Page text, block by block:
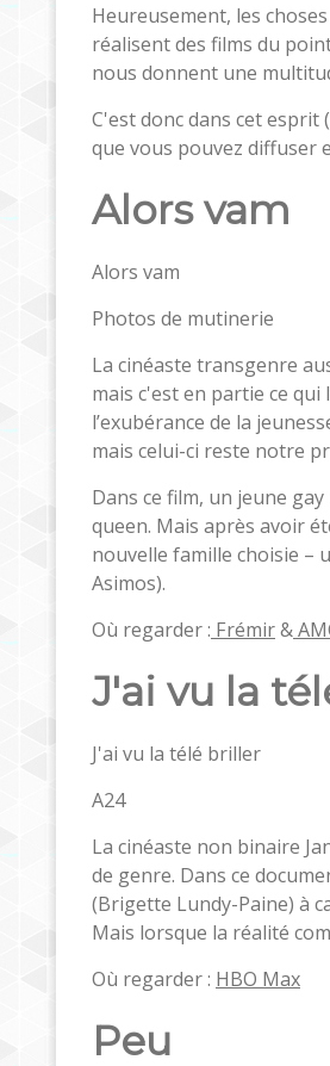
Heureusement, les
réalisent des films du
nous donnent une
C'est donc dans cet
que vous pouvez diffuser
Alors vam
Alors vam
Photos de mutinerie
La cinéaste transgenre
mais c'est en partie ce
l’exubérance de la
mais celui-ci reste notre
Dans ce film, un jeune
queen. Mais après avoir
nouvelle famille choisie –
Asimos).
Où regarder : Frémir&
J'ai vu la
J'ai vu la télé briller
A24
La cinéaste non binaire
de genre. Dans ce
(Brigette Lundy-Paine) à
Mais lorsque la réalité
Où regarder : HBO Max
Peu